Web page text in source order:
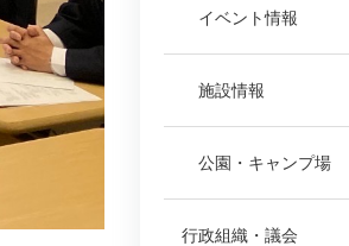
イベント情報
施設情報
公園・キャンプ場
行政組織・議会